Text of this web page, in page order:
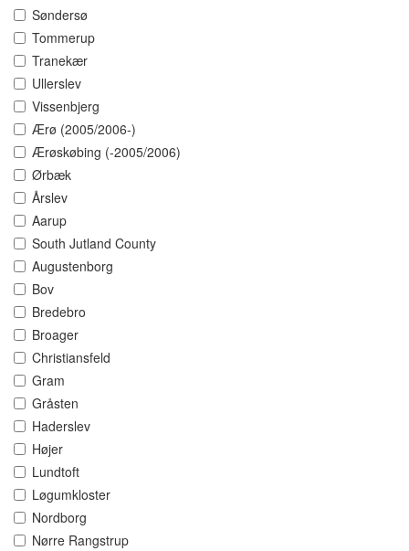
Søndersø
Tommerup
Tranekær
Ullerslev
Vissenbjerg
Ærø (2005/2006-)
Ærøskøbing (-2005/2006)
Ørbæk
Årslev
Aarup
South Jutland County
Augustenborg
Bov
Bredebro
Broager
Christiansfeld
Gram
Gråsten
Haderslev
Højer
Lundtoft
Løgumkloster
Nordborg
Nørre Rangstrup